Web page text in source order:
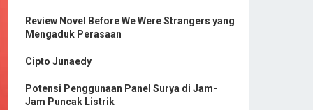
Review Novel Before We Were Strangers yang
Mengaduk Perasaan
Cipto Junaedy
Potensi Penggunaan Panel Surya di Jam-
Jam Puncak Listrik